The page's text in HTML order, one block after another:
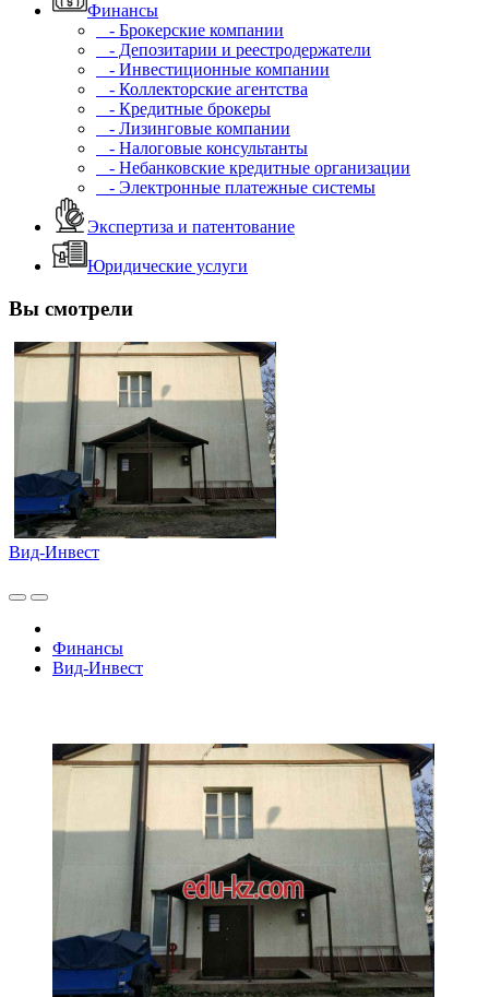
Финансы
- Брокерские компании
- Депозитарии и реестродержатели
- Инвестиционные компании
- Коллекторские агентства
- Кредитные брокеры
- Лизинговые компании
- Налоговые консультанты
- Небанковские кредитные организации
- Электронные платежные системы
Экспертиза и патентование
Юридические услуги
Вы смотрели
Вид-Инвест
Финансы
Вид-Инвест